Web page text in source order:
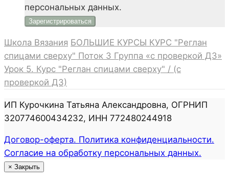
персональных данных.
Школа Вязания БОЛЬШИЕ КУРСЫ КУРС "Реглан
спицами сверху" Поток 3 Группа «с проверкой ДЗ»
Урок 5. Курс "Реглан спицами сверху" / (с
проверкой ДЗ)
ИП Курочкина Татьяна Александровна, ОГРНИП
320774600434232, ИНН 772480244918
Договор-оферта. Политика конфиденциальности.
Согласие на обработку персональных данных.
× Закрыть